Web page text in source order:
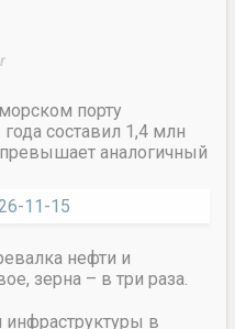
порту
составил 1,4 млн
аналогичный
нефти и
зерна – в три раза.
инфраструктуры в